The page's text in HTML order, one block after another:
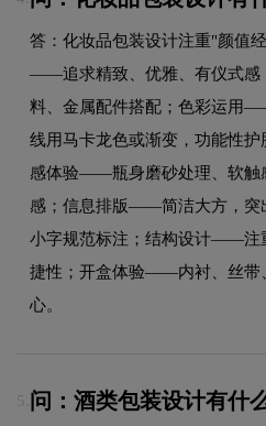
答：化妆品包装设计注重"颜值
——追求精致、优雅、有仪式感
料、金属配件搭配；色彩运用
线用马卡龙色或渐变，功能性
感体验——瓶身磨砂处理、软触
感；信息排版——简洁大方，突
小字规范标注；结构设计——注
捷性；开盒体验——内衬、丝带
心。
5. 问：酒类包装设计有什